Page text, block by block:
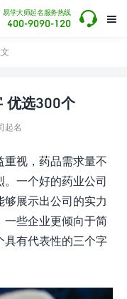

易学大师起名服务热线
400-9090-120 
优选300个
起名
重视，药品需求量不
一个好的药业公司
展示出公司的实力
一些企业更倾向于简
具有代表性的三个字